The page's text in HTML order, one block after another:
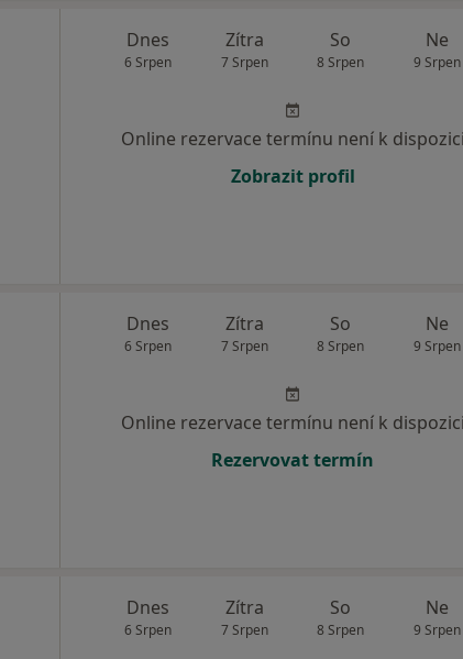
Dnes
6 Srpen
Zítra
7 Srpen
So
8 Srpen
Ne
9 Srpen
Online rezervace termínu není k dispozici
Zobrazit profil
Dnes
6 Srpen
Zítra
7 Srpen
So
8 Srpen
Ne
9 Srpen
Online rezervace termínu není k dispozici
Rezervovat termín
Dnes
6 Srpen
Zítra
7 Srpen
So
8 Srpen
Ne
9 Srpen